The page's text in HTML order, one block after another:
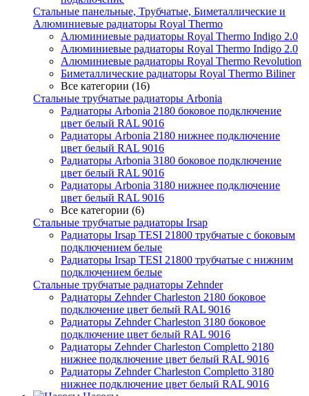
Стальные панельные, Трубчатые, Биметаллические и
Алюминиевые радиаторы Royal Thermo
Алюминиевые радиаторы Royal Thermo Indigo 2.0
Алюминиевые радиаторы Royal Thermo Indigo 2.0
Алюминиевые радиаторы Royal Thermo Revolution
Биметаллические радиаторы Royal Thermo Biliner
Все категории (16)
Стальные трубчатые радиаторы Arbonia
Радиаторы Arbonia 2180 боковое подключение
цвет белый RAL 9016
Радиаторы Arbonia 2180 нижнее подключение
цвет белый RAL 9016
Радиаторы Arbonia 3180 боковое подключение
цвет белый RAL 9016
Радиаторы Arbonia 3180 нижнее подключение
цвет белый RAL 9016
Все категории (6)
Стальные трубчатые радиаторы Irsap
Радиаторы Irsap TESI 21800 трубчатые с боковым
подключением белые
Радиаторы Irsap TESI 21800 трубчатые с нижним
подключением белые
Стальные трубчатые радиаторы Zehnder
Радиаторы Zehnder Charleston 2180 боковое
подключение цвет белый RAL 9016
Радиаторы Zehnder Charleston 3180 боковое
подключение цвет белый RAL 9016
Радиаторы Zehnder Charleston Completto 2180
нижнее подключение цвет белый RAL 9016
Радиаторы Zehnder Charleston Completto 3180
нижнее подключение цвет белый RAL 9016